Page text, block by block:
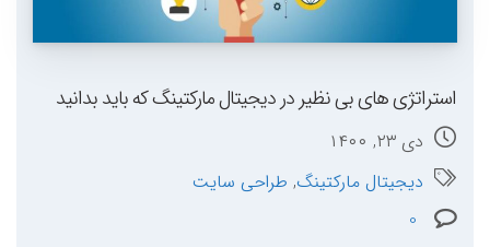
استراتژی های بی نظیر در دیجیتال مارکتینگ که باید بدانید
دی ۲۳, ۱۴۰۰
دیجیتال مارکتینگ, طراحی سایت